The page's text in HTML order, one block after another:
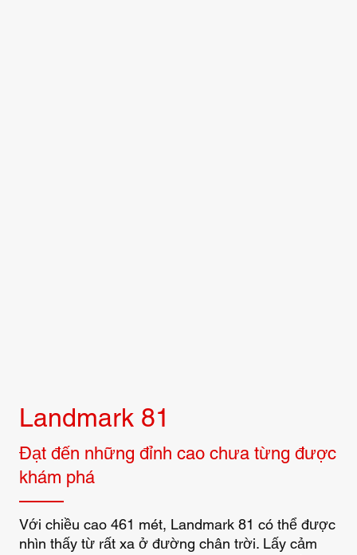
Landmark 81
Đạt đến những đỉnh cao chưa từng được
khám phá
Với chiều cao 461 mét, Landmark 81 có thể được
nhìn thấy từ rất xa ở đường chân trời. Lấy cảm